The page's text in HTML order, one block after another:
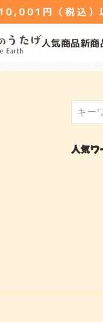
（税込）以上
人気商品新商
人気ワ